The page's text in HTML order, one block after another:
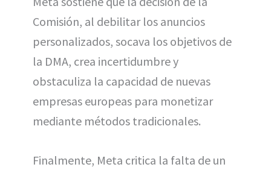
Comisión, al debilitar los anuncios
personalizados, socava los objetivos de
la DMA, crea incertidumbre y
obstaculiza la capacidad de nuevas
empresas europeas para monetizar
mediante métodos tradicionales.
Finalmente, Meta critica la falta de un